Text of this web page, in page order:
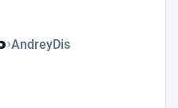
›AndreyDis